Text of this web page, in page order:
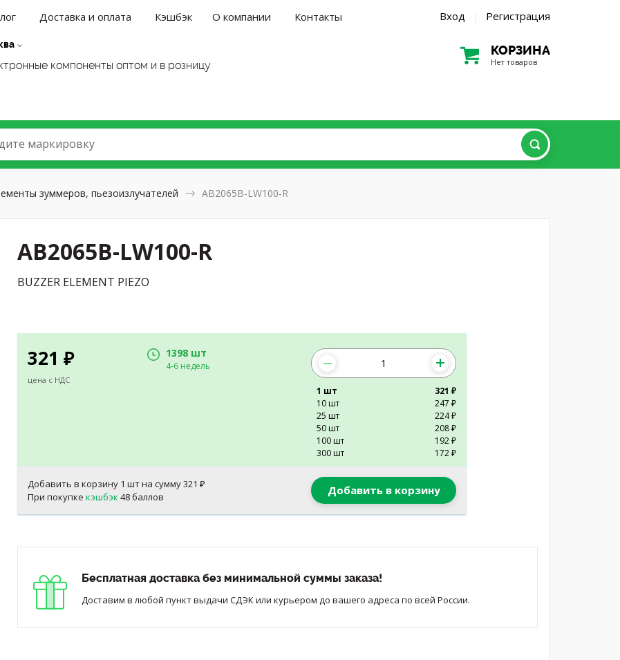
Доставка и оплата Кэшбэк О компании Контакты Вход | Регистрация
компоненты оптом и в розницу
КОРЗИНА
Нет товаров
маркировку
зуммеров, пьезоизлучателей AB2065B-LW100-R
AB2065B-LW100-R
BUZZER ELEMENT PIEZO
321 ₽
цена с НДС
1398 шт
4-6 недель
1 шт
321 ₽
10 шт
247 ₽
25 шт
224 ₽
50 шт
208 ₽
100 шт
192 ₽
300 шт
172 ₽
Добавить в корзину 1 шт на сумму321 ₽
При покупкекэшбэк 48 баллов Добавить в корзину
Бесплатная доставка без минимальной суммы заказа!
Доставим в любой пункт выдачи СДЭК или курьером до вашего адреса по всей России.